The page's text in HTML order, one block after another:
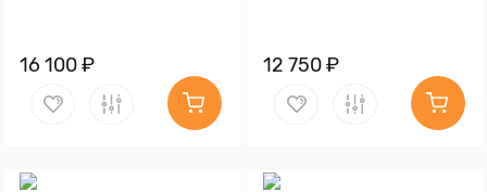
16 100 ₽ 12 750 ₽